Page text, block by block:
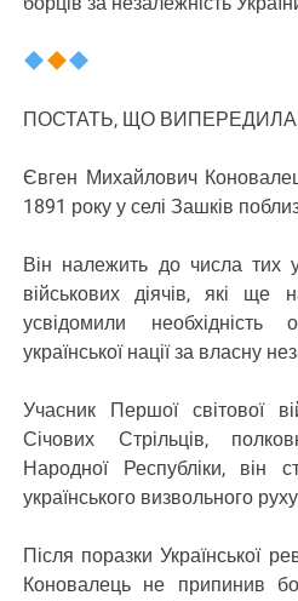
ПОСТАТЬ, ЩО ВИПЕРЕДИЛА
Євген Михайлович
1891 року у селі Зашків
Він належить до числа тих
військових діячів, які ще
усвідомили необхідність
української нації за власну
Учасник Першої світової
Січових Стрільців,
Народної Республіки, він
українського визвольного
Після поразки Української
Коновалець не припинив